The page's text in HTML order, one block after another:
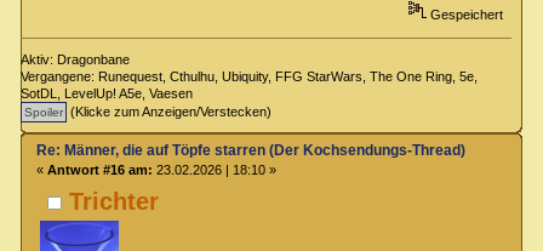
Gespeichert
Aktiv: Dragonbane
Vergangene: Runequest, Cthulhu, Ubiquity, FFG StarWars, The One Ring, 5e,
SotDL, LevelUp! A5e, Vaesen
(Klicke zum Anzeigen/Verstecken)
Trichter
Re: Männer, die auf Töpfe starren (Der Kochsendungs-Thread)
« Antwort #16 am: 23.02.2026 | 18:10 »